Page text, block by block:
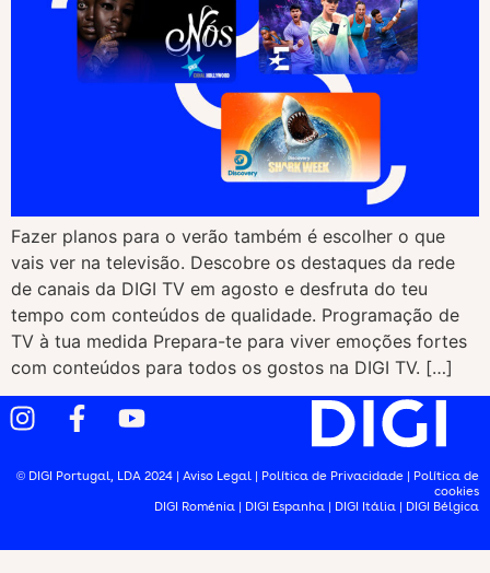
Fazer planos para o verão também é escolher o que
vais ver na televisão. Descobre os destaques da rede
de canais da DIGI TV em agosto e desfruta do teu
tempo com conteúdos de qualidade. Programação de
TV à tua medida Prepara-te para viver emoções fortes
com conteúdos para todos os gostos na DIGI TV. […]
© DIGI Portugal, LDA 2024 | Aviso Legal | Política de Privacidade | Política de
cookies
DIGI Roménia | DIGI Espanha | DIGI Itália | DIGI Bélgica